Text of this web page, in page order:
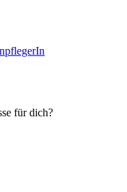
für dich?